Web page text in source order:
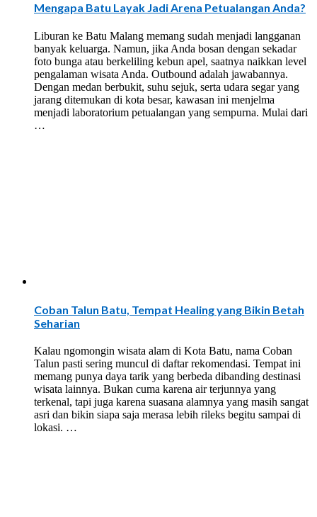
Mengapa Batu Layak Jadi Arena Petualangan Anda?
Liburan ke Batu Malang memang sudah menjadi langganan
banyak keluarga. Namun, jika Anda bosan dengan sekadar
foto bunga atau berkeliling kebun apel, saatnya naikkan level
pengalaman wisata Anda. Outbound adalah jawabannya.
Dengan medan berbukit, suhu sejuk, serta udara segar yang
jarang ditemukan di kota besar, kawasan ini menjelma
menjadi laboratorium petualangan yang sempurna. Mulai dari
…
Coban Talun Batu, Tempat Healing yang Bikin Betah
Seharian
Kalau ngomongin wisata alam di Kota Batu, nama Coban
Talun pasti sering muncul di daftar rekomendasi. Tempat ini
memang punya daya tarik yang berbeda dibanding destinasi
wisata lainnya. Bukan cuma karena air terjunnya yang
terkenal, tapi juga karena suasana alamnya yang masih sangat
asri dan bikin siapa saja merasa lebih rileks begitu sampai di
lokasi. …